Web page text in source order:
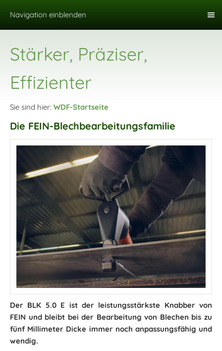
Navigation einblenden
Stärker, Präziser,
Effizienter
Sie sind hier: WDF-Startseite
Die FEIN-Blechbearbeitungsfamilie
Der BLK 5.0 E ist der leistungsstärkste Knabber von
FEIN und bleibt bei der Bearbeitung von Blechen bis zu
fünf Millimeter Dicke immer noch anpassungsfähig und
wendig.